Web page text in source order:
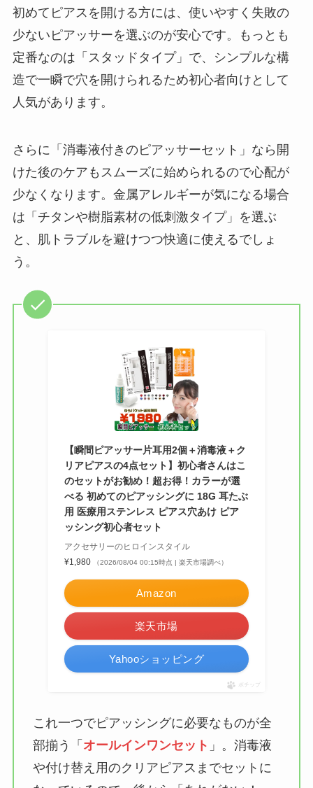
セリア等でフロアラ
バーほうきは買え
を徹底ガイド！
る？おすすめ素材＆
選び方ガイド！
【100均】ダイソー/
セリア等で帽子クリ
ップは買える？使い
ミルは買える？手
動・電動・ワンハン
ドの違いもわかりや
すく解説！
【100均】ダイソー/
セリア等でチャイル
ドシートカバーは買
える？代用品＆おす
【100均】ダイソー/
セリア等でテントロ
ープ用LEDライトは
買える？人気アイテ
ムと選び方のコツを
解説！
【100均】ダイソー/
ー収納ポーチは買え
る？選び方＆活用
法！
初めてピアスを開ける方には、使いやすく失敗の
少ないピアッサーを選ぶのが安心です。もっとも
定番なのは「スタッドタイプ」で、シンプルな構
造で一瞬で穴を開けられるため初心者向けとして
人気があります。
さらに「消毒液付きのピアッサーセット」なら開
けた後のケアもスムーズに始められるので心配が
少なくなります。金属アレルギーが気になる場合
は「チタンや樹脂素材の低刺激タイプ」を選ぶ
と、肌トラブルを避けつつ快適に使えるでしょ
う。
【瞬間ピアッサー片耳用2個＋消毒液＋ク
リアピアスの4点セット】初心者さんはこ
のセットがお勧め！超お得！カラーが選
べる 初めてのピアッシングに 18G 耳たぶ
用 医療用ステンレス ピアス穴あけ ピア
ッシング初心者セット
アクセサリーのヒロインスタイル
¥1,980
（2026/08/04 00:15時点 | 楽天市場調べ）
Amazon
楽天市場
Yahooショッピング
ポチップ
これ一つでピアッシングに必要なものが全
部揃う「 オールインワンセット 」。消毒液
や付け替え用のクリアピアスまでセットに